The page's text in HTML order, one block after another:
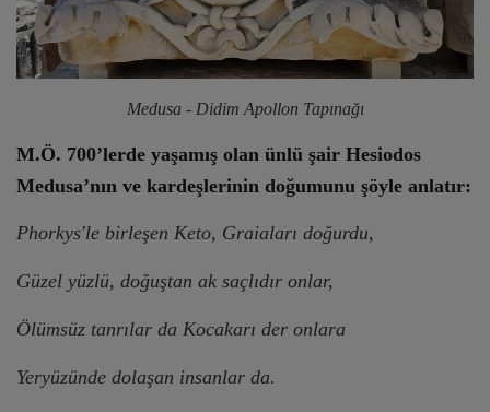
Medusa - Didim Apollon Tapınağı
M.Ö. 700’lerde yaşamış olan ünlü şair Hesiodos
Medusa’nın ve kardeşlerinin doğumunu şöyle anlatır:
Phorkys'le birleşen Keto, Graiaları doğurdu,
Güzel yüzlü, doğuştan ak saçlıdır onlar,
Ölümsüz tanrılar da Kocakarı der onlara
Yeryüzünde dolaşan insanlar da.